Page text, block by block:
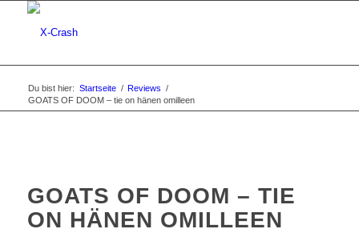
Du bist hier: Startseite / Reviews /
GOATS OF DOOM – tie on hänen omilleen
GOATS OF DOOM – TIE
ON HÄNEN OMILLEEN